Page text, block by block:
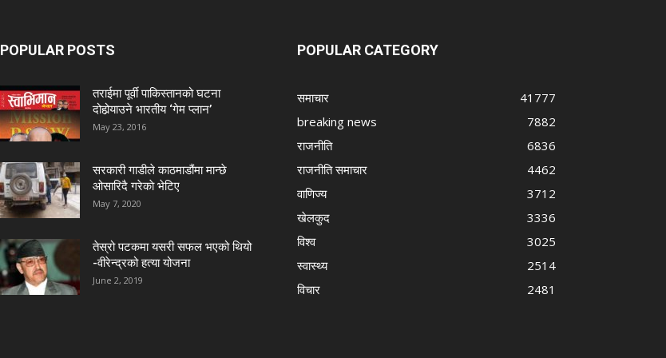
POPULAR POSTS
तराईमा पूर्वी पाकिस्तानको घटना
दोहोर्‍याउने भारतीय ‘गेम प्लान’
May 23, 2016
सरकारी गाडीले काठमाडौंमा मान्छे
ओसारिदै गरेकाे भेटिए
May 7, 2020
तेस्रो पटकमा यसरी सफल भएको थियो
-वीरेन्द्रको हत्या योजना
June 2, 2019
POPULAR CATEGORY
समाचार
41777
breaking news
7882
राजनीति
6836
राजनीति समाचार
4462
वाणिज्य
3712
खेलकुद
3336
विश्व
3025
स्वास्थ्य
2514
विचार
2481